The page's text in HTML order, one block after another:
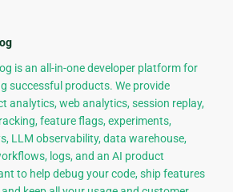
is an all-in-one developer platform for
successful products. We provide
analytics, web analytics, session replay,
feature flags, experiments,
LLM observability, data warehouse,
logs, and an AI product
to help debug your code, ship features